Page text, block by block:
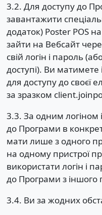
3.2. Для доступу до
завантажити
додаток) Poster POS
зайти на Вебсайт
свій логін і пароль
доступі). Ви
для доступу до своєї
за зразком
3.3. За одним логіном
до Програми в
мати лише з одного
на одному пристрої
використати логін і
до Програми з іншого
3.4. Ви за жодних